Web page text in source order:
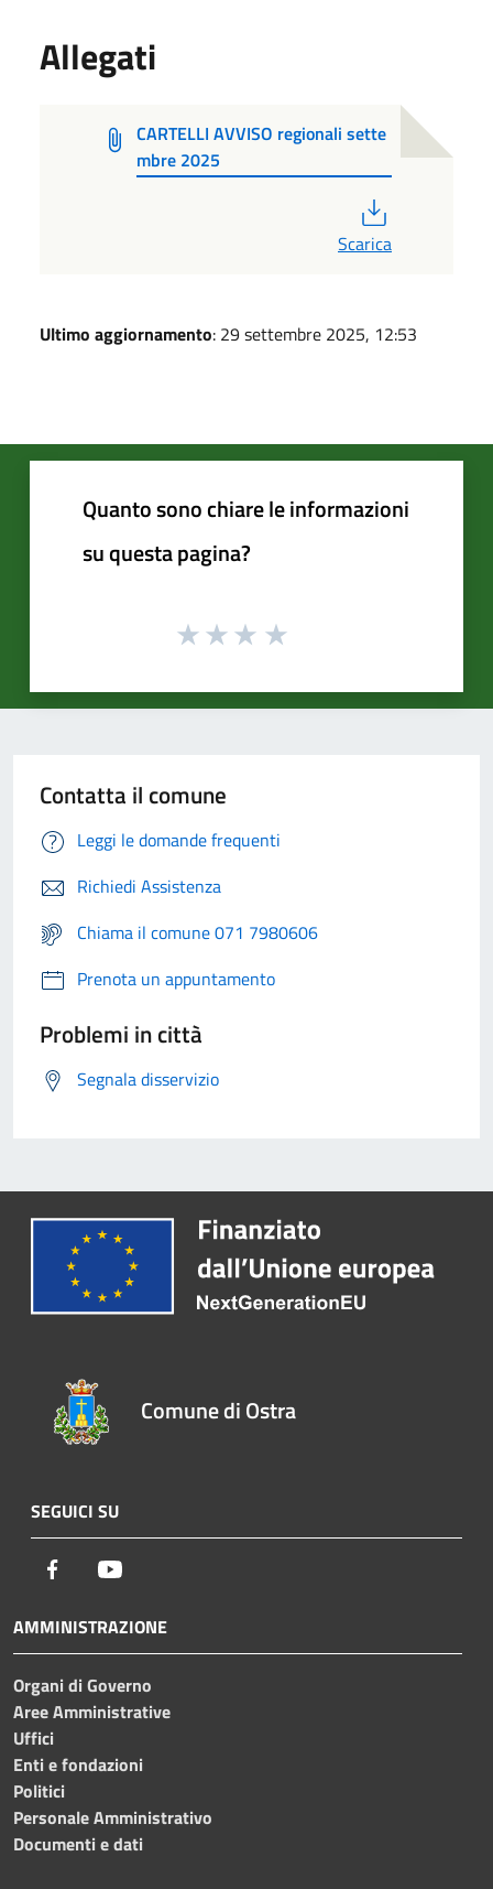
Allegati
CARTELLI AVVISO regionali sette
mbre 2025
Scarica
Ultimo aggiornamento: 29 settembre 2025, 12:53
Quanto sono chiare le informazioni
su questa pagina?
Contatta il comune
Leggi le domande frequenti
Richiedi Assistenza
Chiama il comune 071 7980606
Prenota un appuntamento
Problemi in città
Segnala disservizio
Comune di Ostra
SEGUICI SU
Facebook
AMMINISTRAZIONE
Organi di Governo
Aree Amministrative
Uffici
Enti e fondazioni
Politici
Personale Amministrativo
Documenti e dati